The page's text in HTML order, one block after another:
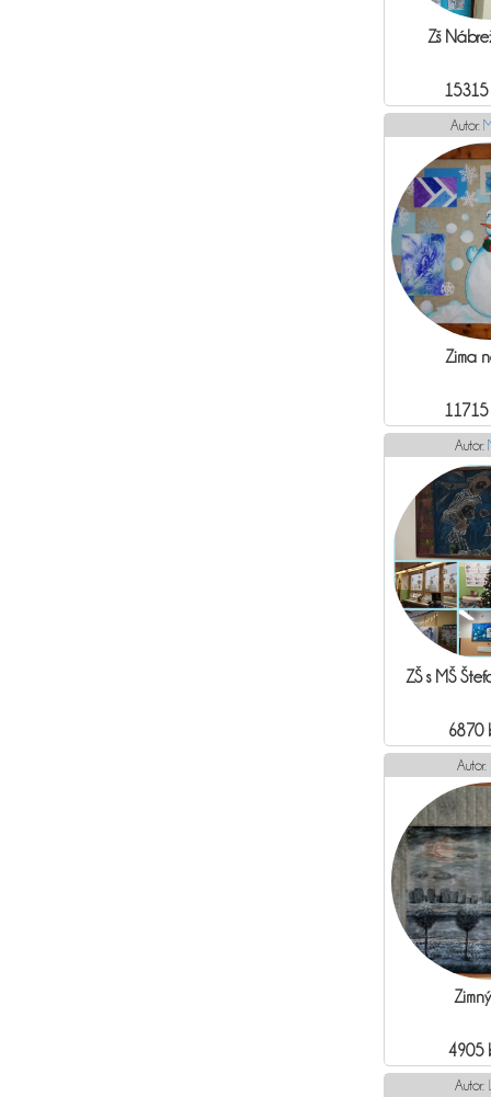
Zš
Autor:
Zima
Autor:
ZŠ s MŠ
6870
Autor:
4905
Autor: